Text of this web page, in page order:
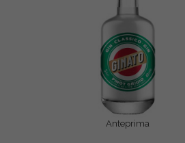
Anteprima